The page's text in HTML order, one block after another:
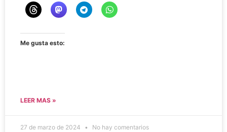
Me gusta esto:
LEER MAS »
27 de marzo de 2024 No hay comentarios